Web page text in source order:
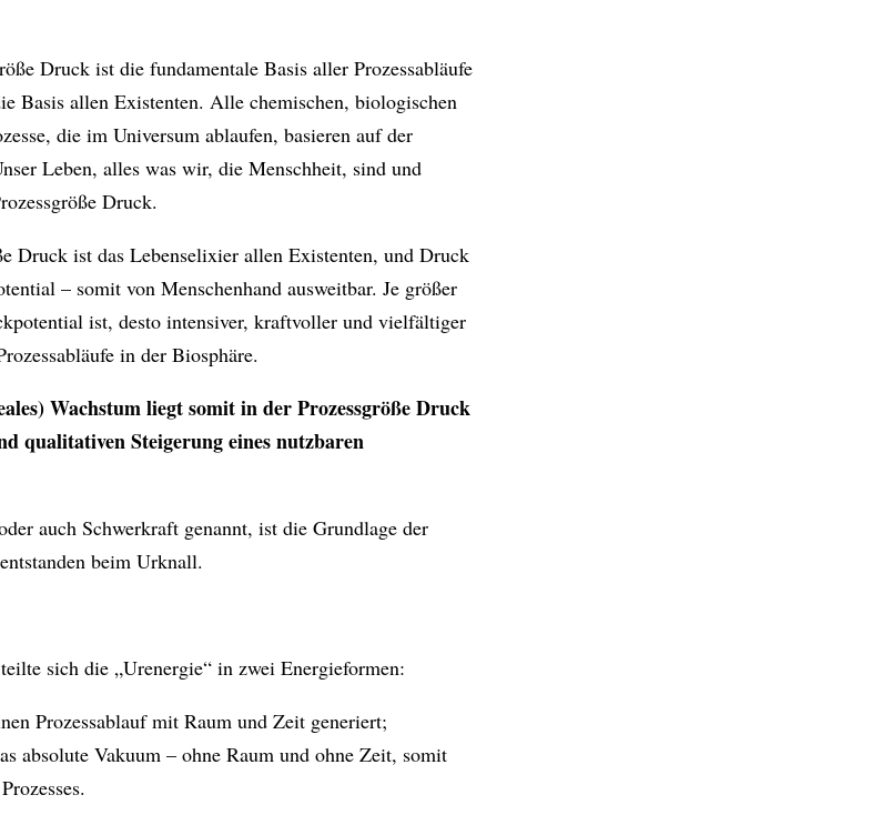
Druck ist die fundamentale Basis aller Prozessabläufe
Basis allen Existenten. Alle chemischen, biologischen
die im Universum ablaufen, basieren auf der
Leben, alles was wir, die Menschheit, sind und
Druck.
Druck ist das Lebenselixier allen Existenten, und Druck
– somit von Menschenhand ausweitbar. Je größer
ist, desto intensiver, kraftvoller und vielfältiger
in der Biosphäre.
Wachstum liegt somit in der Prozessgröße Druck
qualitativen Steigerung eines nutzbaren
auch Schwerkraft genannt, ist die Grundlage der
beim Urknall.
sich die „Urenergie“ in zwei Energieformen:
Prozessablauf mit Raum und Zeit generiert;
absolute Vakuum – ohne Raum und ohne Zeit, somit